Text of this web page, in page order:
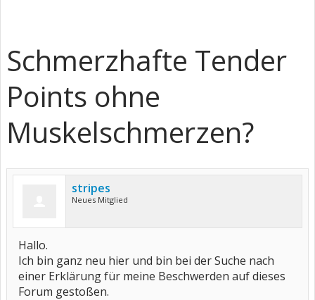
Schmerzhafte Tender
Points ohne
Muskelschmerzen?
stripes
Neues Mitglied
Hallo.
Ich bin ganz neu hier und bin bei der Suche nach
einer Erklärung für meine Beschwerden auf dieses
Forum gestoßen.